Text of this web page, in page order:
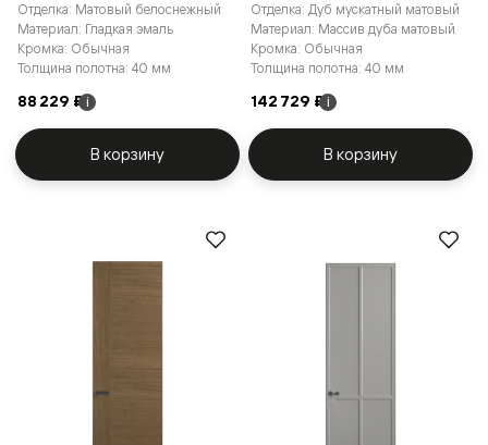
Отделка: Матовый белоснежный
Материал: Гладкая эмаль
Кромка: Обычная
Толщина полотна: 40 мм
88 229 ₽ i
В корзину
Отделка: Дуб мускатный матовый
Материал: Массив дуба матовый
Кромка: Обычная
Толщина полотна: 40 мм
142 729 ₽ i
В корзину